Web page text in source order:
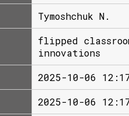
Tymoshchuk N.
flipped
innovations
2025-10-06
2025-10-06